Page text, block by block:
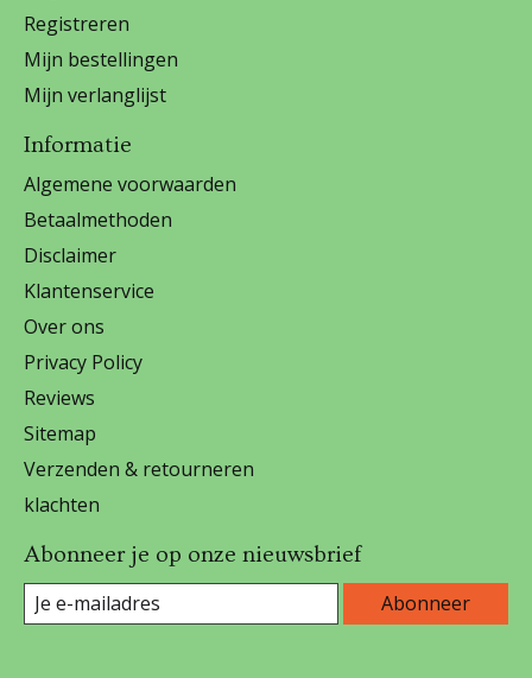
Registreren
Mijn bestellingen
Mijn verlanglijst
Informatie
Algemene voorwaarden
Betaalmethoden
Disclaimer
Klantenservice
Over ons
Privacy Policy
Reviews
Sitemap
Verzenden & retourneren
klachten
Abonneer je op onze nieuwsbrief
Abonneer